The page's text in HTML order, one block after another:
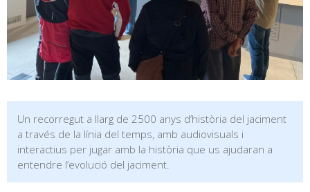
Un recorregut a llarg de 2500 anys d’història del jaciment
a través de la línia del temps, amb audiovisuals i
interactius per jugar amb la història que us ajudaran a
entendre l’evolució del jaciment.